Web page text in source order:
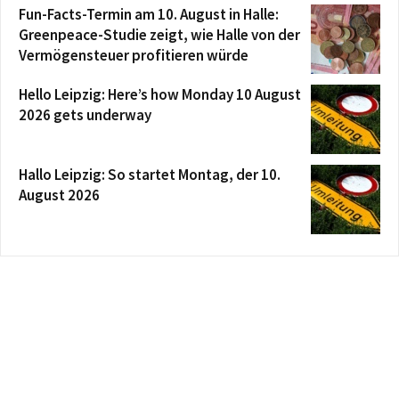
Fun-Facts-Termin am 10. August in Halle:
Greenpeace-Studie zeigt, wie Halle von der
Vermögensteuer profitieren würde
Hello Leipzig: Here’s how Monday 10 August
2026 gets underway
Hallo Leipzig: So startet Montag, der 10.
August 2026